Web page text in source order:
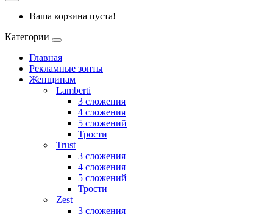
Ваша корзина пуста!
Категории
Главная
Рекламные зонты
Женщинам
Lamberti
3 сложения
4 сложения
5 сложений
Трости
Trust
3 сложения
4 сложения
5 сложений
Трости
Zest
3 сложения